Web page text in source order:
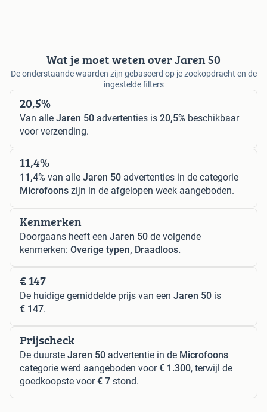
Wat je moet weten over Jaren 50
De onderstaande waarden zijn gebaseerd op je zoekopdracht en de
ingestelde filters
20,5%
Van alle Jaren 50 advertenties is 20,5% beschikbaar
voor verzending.
11,4%
11,4% van alle Jaren 50 advertenties in de categorie
Microfoons zijn in de afgelopen week aangeboden.
Kenmerken
Doorgaans heeft een Jaren 50 de volgende
kenmerken: Overige typen, Draadloos.
€ 147
De huidige gemiddelde prijs van een Jaren 50 is
€ 147.
Prijscheck
De duurste Jaren 50 advertentie in de Microfoons
categorie werd aangeboden voor€ 1.300, terwijl de
goedkoopste voor€ 7 stond.